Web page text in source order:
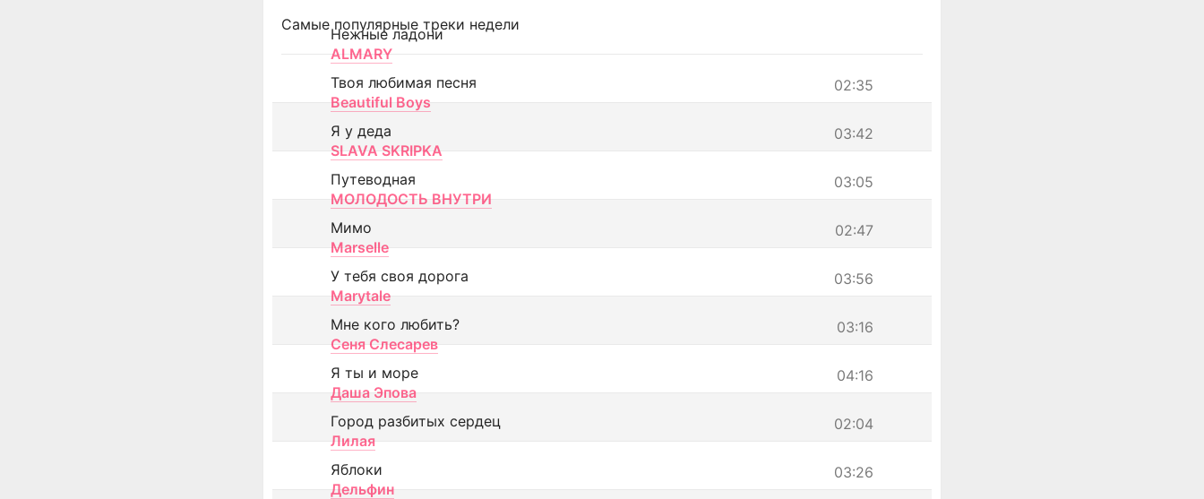
Самые популярные треки недели
Нежные ладони
ALMARY
02:35
Твоя любимая песня
Beautiful Boys
03:42
Я у деда
SLAVA SKRIPKA
03:05
Путеводная
МОЛОДОСТЬ ВНУТРИ
02:47
Мимо
Marselle
03:56
У тебя своя дорога
Marytale
03:16
Мне кого любить?
Сеня Слесарев
04:16
Я ты и море
Даша Эпова
02:04
Город разбитых сердец
Лилая
03:26
Яблоки
Дельфин